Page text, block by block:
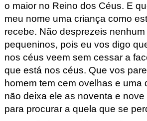
o maior no Reino dos Céus. E
meu nome uma criança como
recebe. Não desprezeis
pequeninos, pois eu vos digo
nos céus veem sem cessar a fa
que está nos céus. Que vos
homem tem cem ovelhas e uma
não deixa ele as noventa e nove
para procurara quela que se